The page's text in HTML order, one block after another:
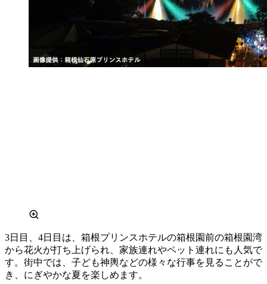
3日目、4日目は、箱根プリンスホテルの箱根園前の箱根園湾
から花火が打ち上げられ、家族連れやペット連れにも人気で
す。街中では、子ども神輿などの様々な行事を見ることがで
き、にぎやかな夏を楽しめます。